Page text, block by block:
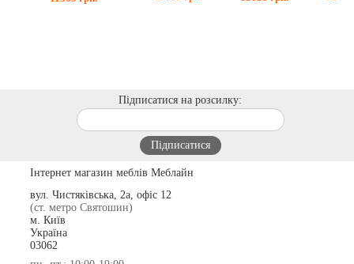
Підписатися на розсилку:
Інтернет магазин меблів Меблайн
вул. Чистяківська, 2а, офіс 12
(ст. метро Святошин)
м. Київ
Україна
03062